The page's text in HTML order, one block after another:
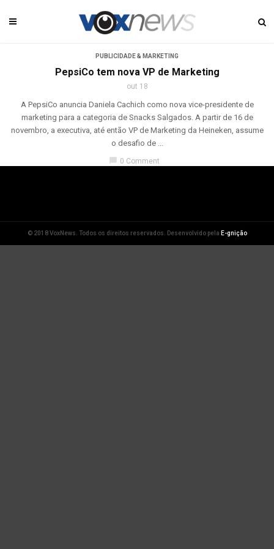
PUBLICIDADE & MARKETING
PepsiCo tem nova VP de Marketing
out 18
A PepsiCo anuncia Daniela Cachich como nova vice-presidente de
marketing para a categoria de Snacks Salgados. A partir de 16 de
novembro, a executiva, até então VP de Marketing da Heineken, assume
o desafio de ...
chat_bubble 0 Comment
© 2018 VoxNews. Todos os direitos reservados. Desenvolvido pela E-gnição